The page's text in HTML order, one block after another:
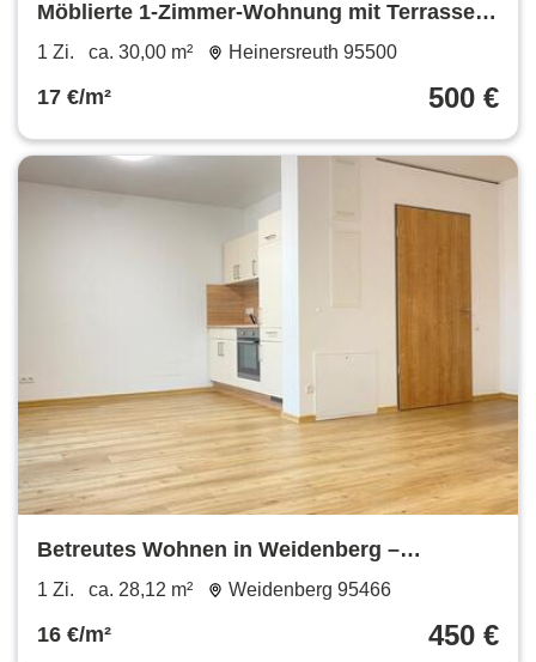
Möblierte 1-Zimmer-Wohnung mit Terrasse
in Altenplos
1 Zi. ca. 30,00 m² Heinersreuth 95500
17 €/m² 500 €
Betreutes Wohnen in Weidenberg –
neuwertige Pflegeapartments
1 Zi. ca. 28,12 m² Weidenberg 95466
16 €/m² 450 €